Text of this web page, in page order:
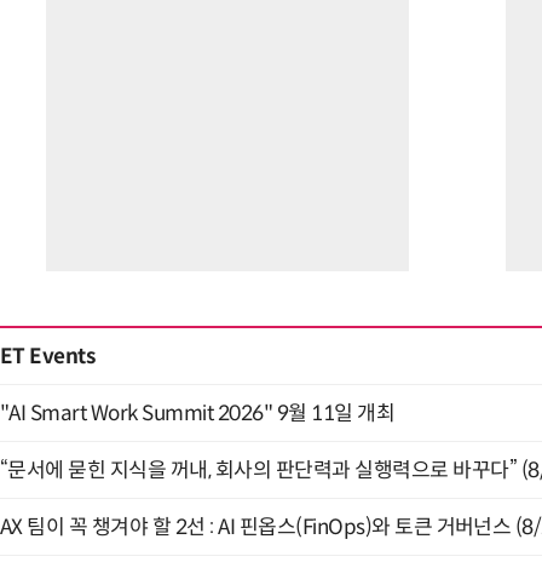
ET Events
"AI Smart Work Summit 2026" 9월 11일 개최
“문서에 묻힌 지식을 꺼내, 회사의 판단력과 실행력으로 바꾸다”
AX 팀이 꼭 챙겨야 할 2선 : AI 핀옵스(FinOps)와 토큰 거버넌스